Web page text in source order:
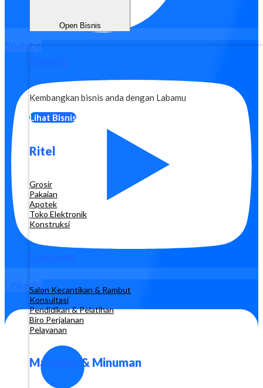
Open Bisnis
Kembangkan bisnis anda dengan Labamu
Lihat Bisnis
Ritel
Grosir
Pakaian
Apotek
Toko Elektronik
Konstruksi
Salon Kecantikan & Rambut
Konsultasi
Pendidikan & Pelatihan
Biro Perjalanan
Pelayanan
Makanan & Minuman
Youtube
Linkedin